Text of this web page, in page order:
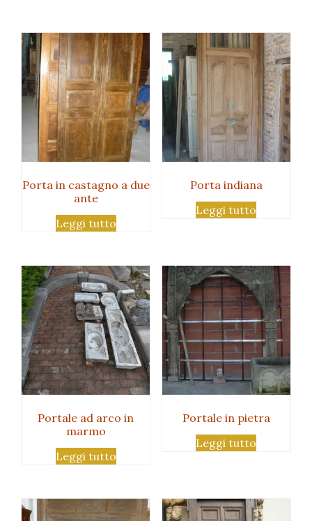
Porta in castagno a due
ante
Leggi tutto
Porta indiana
Leggi tutto
Portale ad arco in
marmo
Leggi tutto
Portale in pietra
Leggi tutto